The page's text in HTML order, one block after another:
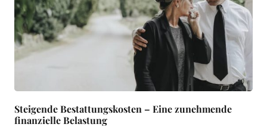
Steigende Bestattungskosten – Eine zunehmende
finanzielle Belastung